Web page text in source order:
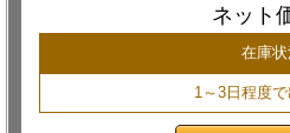
ネット
在庫状
1～3日程度